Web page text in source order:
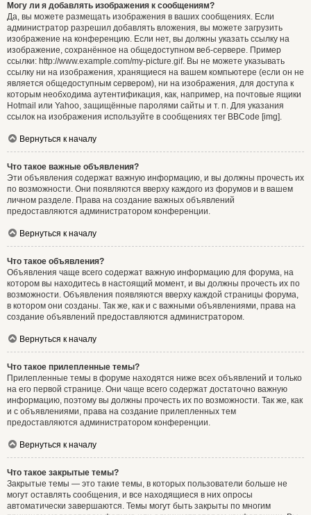
Могу ли я добавлять изображения к сообщениям?
Да, вы можете размещать изображения в ваших сообщениях. Если
администратор разрешил добавлять вложения, вы можете загрузить
изображение на конференцию. Если нет, вы должны указать ссылку на
изображение, сохранённое на общедоступном веб-сервере. Пример
ссылки: http://www.example.com/my-picture.gif. Вы не можете указывать
ссылку ни на изображения, хранящиеся на вашем компьютере (если он не
является общедоступным сервером), ни на изображения, для доступа к
которым необходима аутентификация, как, например, на почтовые ящики
Hotmail или Yahoo, защищённые паролями сайты и т. п. Для указания
ссылок на изображения используйте в сообщениях тег BBCode [img].
Вернуться к началу
Что такое важные объявления?
Эти объявления содержат важную информацию, и вы должны прочесть их
по возможности. Они появляются вверху каждого из форумов и в вашем
личном разделе. Права на создание важных объявлений
предоставляются администратором конференции.
Вернуться к началу
Что такое объявления?
Объявления чаще всего содержат важную информацию для форума, на
котором вы находитесь в настоящий момент, и вы должны прочесть их по
возможности. Объявления появляются вверху каждой страницы форума,
в котором они созданы. Так же, как и с важными объявлениями, права на
создание объявлений предоставляются администратором.
Вернуться к началу
Что такое прилепленные темы?
Прилепленные темы в форуме находятся ниже всех объявлений и только
на его первой странице. Они чаще всего содержат достаточно важную
информацию, поэтому вы должны прочесть их по возможности. Так же, как
и с объявлениями, права на создание прилепленных тем
предоставляются администратором конференции.
Вернуться к началу
Что такое закрытые темы?
Закрытые темы — это такие темы, в которых пользователи больше не
могут оставлять сообщения, и все находящиеся в них опросы
автоматически завершаются. Темы могут быть закрыты по многим